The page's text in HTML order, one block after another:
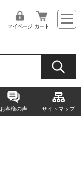
マイページ カート
お客様の声 サイトマップ